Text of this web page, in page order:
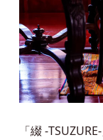
「綴 -